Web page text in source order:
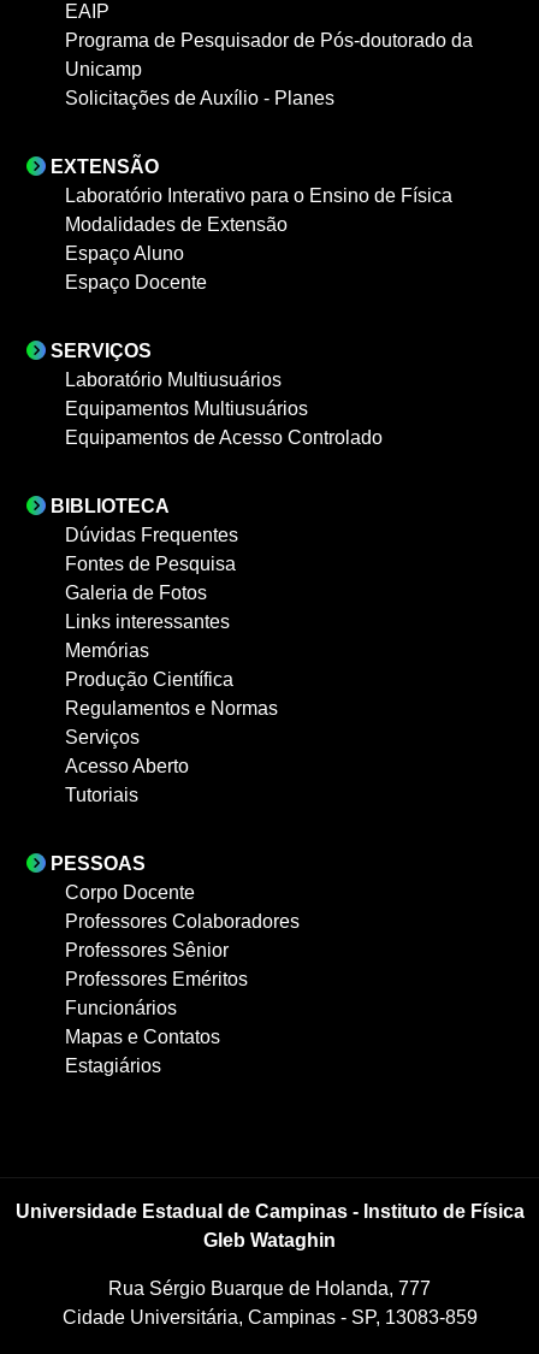
EAIP
Programa de Pesquisador de Pós-doutorado da
Unicamp
Solicitações de Auxílio - Planes
EXTENSÃO
Laboratório Interativo para o Ensino de Física
Modalidades de Extensão
Espaço Aluno
Espaço Docente
SERVIÇOS
Laboratório Multiusuários
Equipamentos Multiusuários
Equipamentos de Acesso Controlado
BIBLIOTECA
Dúvidas Frequentes
Fontes de Pesquisa
Galeria de Fotos
Links interessantes
Memórias
Produção Científica
Regulamentos e Normas
Serviços
Acesso Aberto
Tutoriais
PESSOAS
Corpo Docente
Professores Colaboradores
Professores Sênior
Professores Eméritos
Funcionários
Mapas e Contatos
Estagiários
Universidade Estadual de Campinas - Instituto de Física
Gleb Wataghin
Rua Sérgio Buarque de Holanda, 777
Cidade Universitária, Campinas - SP, 13083-859